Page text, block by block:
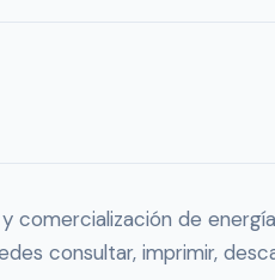
comercialización de
consultar, imprimir,